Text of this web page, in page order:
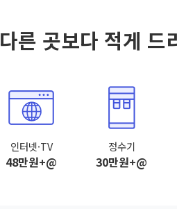
다른 곳보다 적게 드
인터넷·TV
48만원+@
정수기
30만원+@